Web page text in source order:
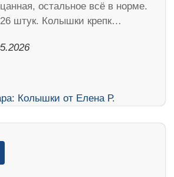
остальное всё в норме.
26 штук. Колышки крепк…